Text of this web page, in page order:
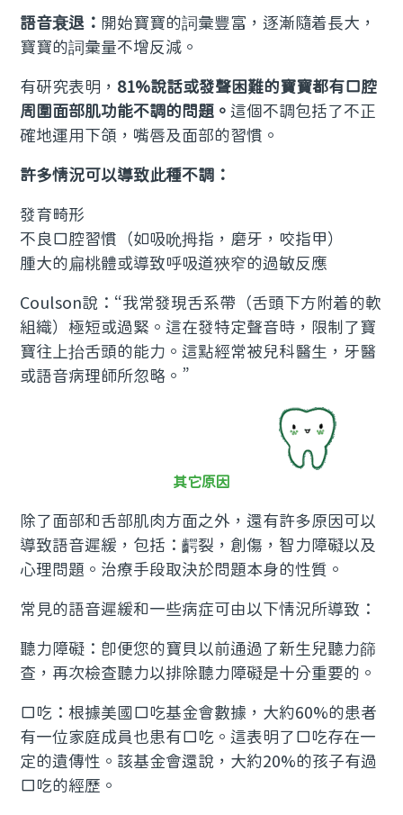
語音衰退： 開始寶寶的詞彙豐富，逐漸隨着長大，
寶寶的詞彙量不增反減。
有研究表明， 81%說話或發聲困難的寶寶都有口腔
周圍面部肌功能不調的問題。這個不調包括了不正
確地運用下頜，嘴唇及面部的習慣。
許多情況可以導致此種不調：
發育畸形
不良口腔習慣（如吸吮拇指，磨牙，咬指甲）
腫大的扁桃體或導致呼吸道狹窄的過敏反應
Coulson說：“我常發現舌系帶（舌頭下方附着的軟
組織）極短或過緊。這在發特定聲音時，限制了寶
寶往上抬舌頭的能力。這點經常被兒科醫生，牙醫
或語音病理師所忽略。”
其它原因
除了面部和舌部肌肉方面之外，還有許多原因可以
導致語音遲緩，包括：齶裂，創傷，智力障礙以及
心理問題。治療手段取決於問題本身的性質。
常見的語音遲緩和一些病症可由以下情況所導致：
聽力障礙：即便您的寶貝以前通過了新生兒聽力篩
查，再次檢查聽力以排除聽力障礙是十分重要的。
口吃：根據美國口吃基金會數據，大約60%的患者
有一位家庭成員也患有口吃。這表明了口吃存在一
定的遺傳性。該基金會還說，大約20%的孩子有過
口吃的經歷。